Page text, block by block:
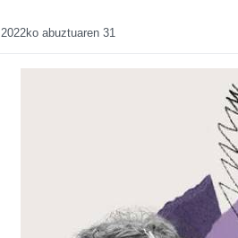
2022ko abuztuaren 31